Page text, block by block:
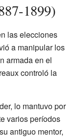
1899)
las elecciones
a manipular los
armada en el
controló la
lo mantuvo por
varios períodos
antiguo mentor,